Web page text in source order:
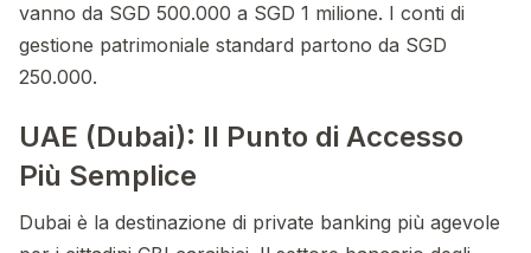
vanno da SGD 500.000 a SGD 1 milione. I conti di
gestione patrimoniale standard partono da SGD
250.000.
UAE (Dubai): Il Punto di Accesso
Più Semplice
Dubai è la destinazione di private banking più agevole